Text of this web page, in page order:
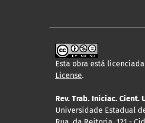
Esta obra está
License.
Rev. Trab. Iniciac. Cient.
Universidade Estadual